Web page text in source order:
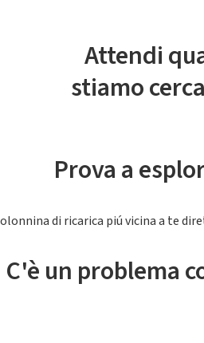
Attendi
stiamo
Prova a
di ricarica piú vicina a te
C'è un problema